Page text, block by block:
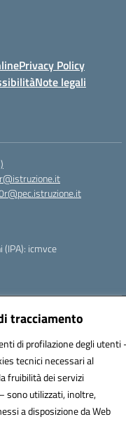
tracciamento
di profilazione degli utenti
tecnici necessari al
fruibilità dei servizi
sono utilizzati, inoltre,
a disposizione da Web
Privacy Policy
Note legali
(IPA): icmvce
S.r.l.